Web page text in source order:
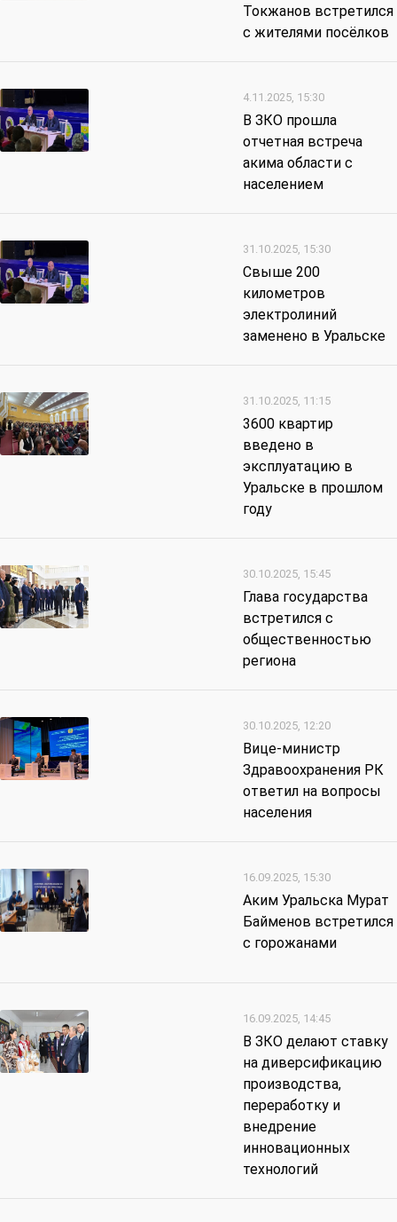
Токжанов встретился
с жителями посёлков
4.11.2025, 15:30
В ЗКО прошла
отчетная встреча
акима области с
населением
31.10.2025, 15:30
Свыше 200
километров
электролиний
заменено в Уральске
31.10.2025, 11:15
3600 квартир
введено в
эксплуатацию в
Уральске в прошлом
году
30.10.2025, 15:45
Глава государства
встретился с
общественностью
региона
30.10.2025, 12:20
Вице-министр
Здравоохранения РК
ответил на вопросы
населения
16.09.2025, 15:30
Аким Уральска Мурат
Байменов встретился
с горожанами
16.09.2025, 14:45
В ЗКО делают ставку
на диверсификацию
производства,
переработку и
внедрение
инновационных
технологий